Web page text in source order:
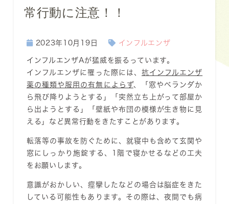
常行動に注意！！
2023年10月19日 インフルエンザ
インフルエンザAが猛威を振るっています。
インフルエンザに罹った際には、 抗インフルエンザ
薬の種類や服用の有無によらず、「窓やベランダか
ら飛び降りようとする」「突然立ち上がって部屋か
ら出ようとする」「壁紙や布団の模様が生き物に見
える」など異常行動をきたすことがあります。
転落等の事故を防ぐために、就寝中も含めて玄関や
窓にしっかり施錠する、1階で寝かせるなどの工夫
をお願いします。
意識がおかしい、痙攣したなどの場合は脳症をきた
している可能性もあります。その際は、夜間でも病